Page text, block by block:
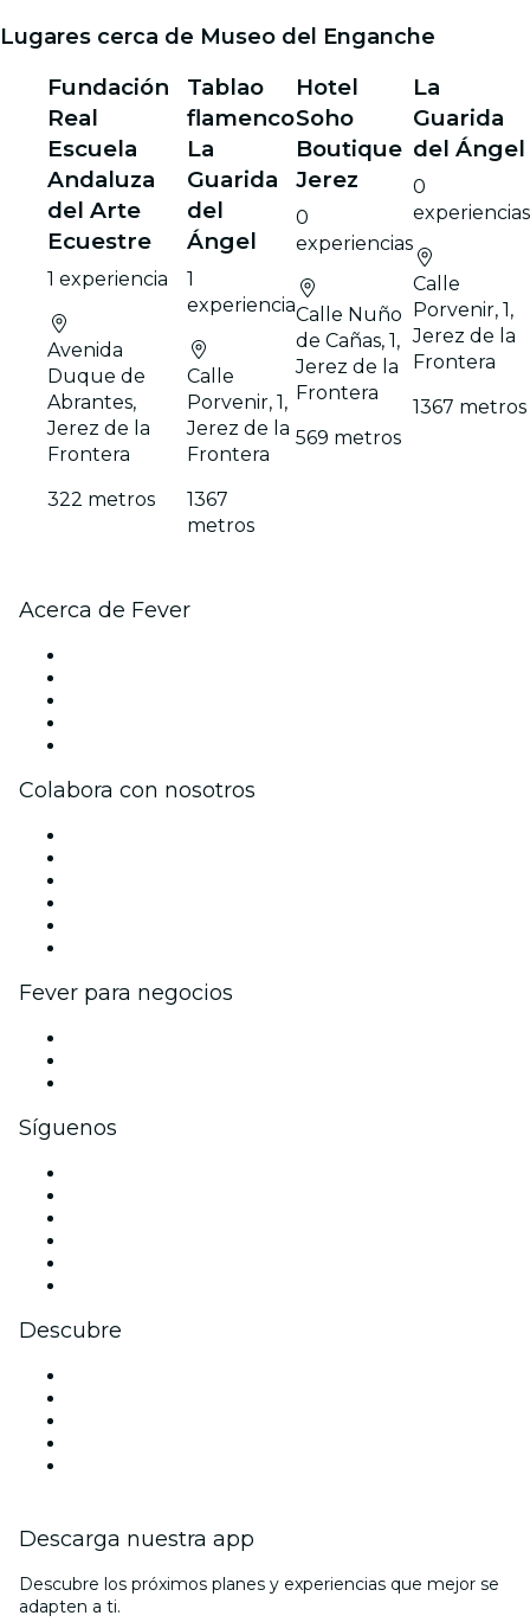
Lugares cerca de Museo del Enganche
Fundación
Real
Escuela
Andaluza
del Arte
Ecuestre
1 experiencia
Avenida
Duque de
Abrantes,
Jerez de la
Frontera
322 metros
Tablao
flamenco
La
Guarida
del
Ángel
1
experiencia
Calle
Porvenir, 1,
Jerez de la
Frontera
1367
metros
Hotel
Soho
Boutique
Jerez
0
experiencias
Calle Nuño
de Cañas, 1,
Jerez de la
Frontera
569 metros
La
Guarida
del Ángel
0
experiencias
Calle
Porvenir, 1,
Jerez de la
Frontera
1367 metros
Acerca de Fever
Colabora con nosotros
Fever para negocios
Síguenos
Descubre
Descarga nuestra app
Descubre los próximos planes y experiencias que mejor se
adapten a ti.